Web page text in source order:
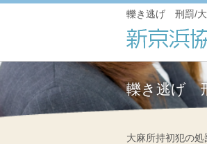
轢き逃げ 刑罰/大
轢き逃げ
大麻所持初犯の